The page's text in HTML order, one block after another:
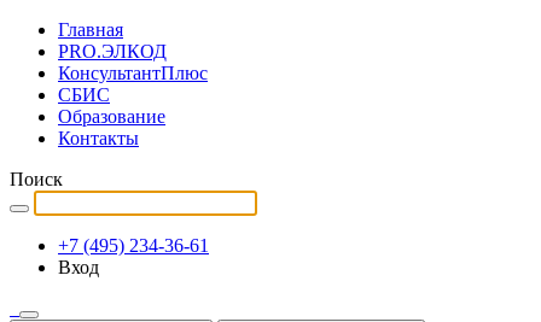
Главная
PRO.ЭЛКОД
КонсультантПлюс
СБИС
Образование
Контакты
Поиск
+7 (495) 234-36-61
Вход